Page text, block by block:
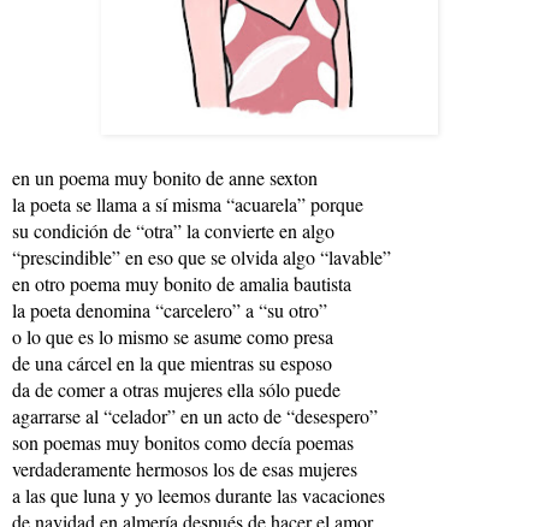
en un poema muy bonito de anne sexton
la poeta se llama a sí misma “acuarela” porque
su condición de “otra” la convierte en algo
“prescindible” en eso que se olvida algo “lavable”
en otro poema muy bonito de amalia bautista
la poeta denomina “carcelero” a “su otro”
o lo que es lo mismo se asume como presa
de una cárcel en la que mientras su esposo
da de comer a otras mujeres ella sólo puede
agarrarse al “celador” en un acto de “desespero”
son poemas muy bonitos como decía poemas
verdaderamente hermosos los de esas mujeres
a las que luna y yo leemos durante las vacaciones
de navidad en almería después de hacer el amor